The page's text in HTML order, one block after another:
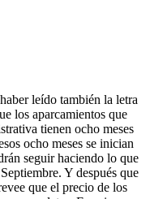
leído también la letra
los aparcamientos que
tienen ocho meses
ocho meses se inician
seguir haciendo lo que
Y después que
que el precio de los